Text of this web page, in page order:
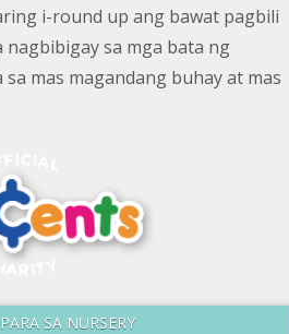
i-round up ang bawat pagbili
sa mga bata ng
mas magandang buhay at mas
SA NURSERY